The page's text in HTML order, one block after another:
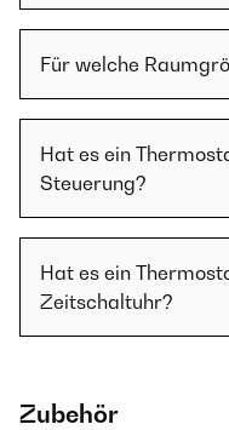
Für welche
Hat es ein
Steuerung?
Hat es ein
Zeitschaltuhr?
Zubehör